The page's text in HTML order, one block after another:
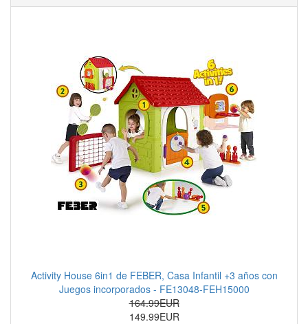
Activity House 6in1 de FEBER, Casa Infantil +3 años con
Juegos incorporados - FE13048-FEH15000
164.99EUR
149.99EUR